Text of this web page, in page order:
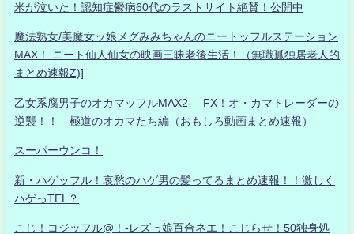
米が泣いた！認知症鬱病60代のラストサイト絶賛！公開中
魔法熟女/美魔女ッ娘メグみみちゃんのニートッフルステーション
MAX！ ニート仙人仙女の映画三昧老後生活！（無職孤独居老人的
まとめ速報Z)]
乙女系腐男子のオカマッフルMAX2- FX！オ・カマトレーダーの
逆襲！！ 極道のオカマたち編（おもしろ動画まとめ速報）
スーパーウンコ！
新・ハゲッフル！哀愁のハゲ男の髪ってるまとめ速報！！激しく
ハゲっTEL？
こじ！コジッフル@！-レズっ娘百合ネエ！こじらせ！50独身処